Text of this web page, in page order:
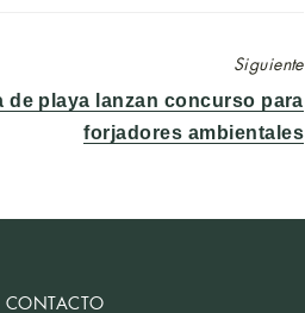
Siguiente
de playa lanzan concurso para
forjadores ambientales
CONTACTO